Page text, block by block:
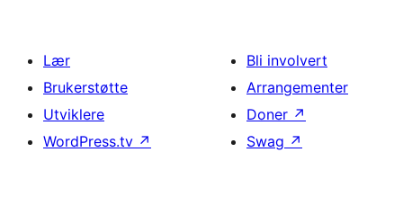
Lær
Brukerstøtte
Utviklere
WordPress.tv ↗
Bli involvert
Arrangementer
Doner ↗
Swag ↗